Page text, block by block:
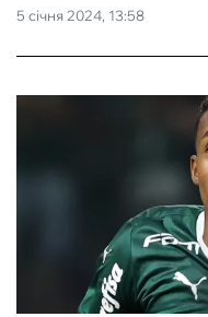
5 січня 2024, 13:58